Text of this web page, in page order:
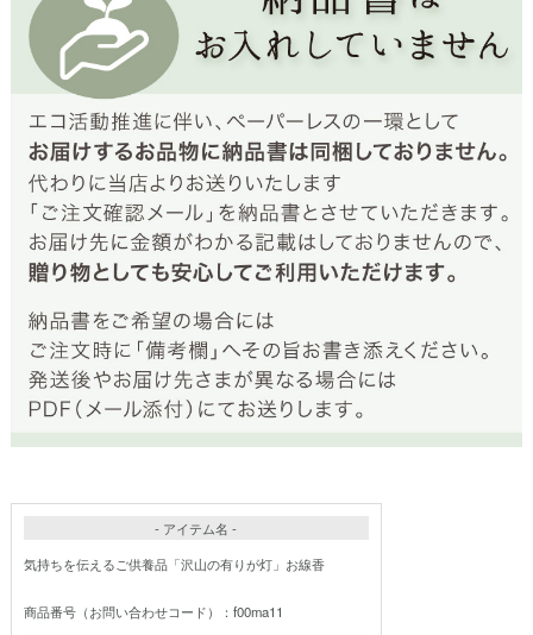
- アイテム名 -
気持ちを伝えるご供養品「沢山の有りが灯」お線香
商品番号（お問い合わせコード）：f00ma11